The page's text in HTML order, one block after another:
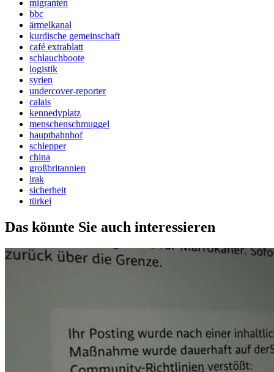
migranten
bbc
ärmelkanal
kurdische gemeinschaft
café extrablatt
schlauchboote
logistik
syrien
undercover-reporter
calais
kennedyplatz
menschenschmuggel
hauptbahnhof
schlepper
china
großbritannien
irak
sicherheit
türkei
Das könnte Sie auch interessieren